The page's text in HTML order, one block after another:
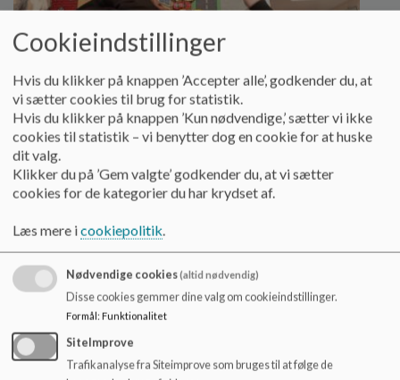
Traditioner
Traditioner og højtider skaber fællesskab, glæde og
gode minder gennem året for børn, familier og
medarbejdere.
Læs mere
Cookieindstillinger
Hvis du klikker på knappen ’Accepter alle’, godkender du, at
vi sætter cookies til brug for statistik.
Hvis du klikker på knappen ’Kun nødvendige,’ sætter vi ikke
cookies til statistik – vi benytter dog en cookie for at huske
dit valg.
Klikker du på ’Gem valgte’ godkender du, at vi sætter
cookies for de kategorier du har krydset af.
Læs mere icookiepolitik.
Nødvendige cookies(altid nødvendig)
Disse cookies gemmer dine valg om cookieindstillinger.
Formål: Funktionalitet
SiteImprove
Trafikanalyse fra Siteimprove som bruges til at følge de